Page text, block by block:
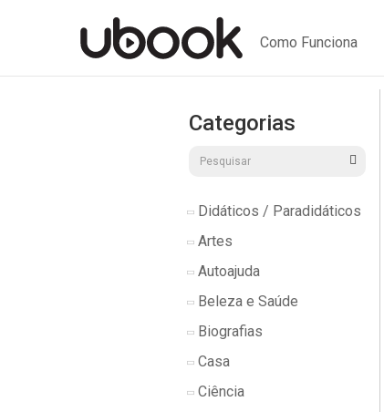
Como Funciona
Categorias
Didáticos / Paradidáticos
Artes
Autoajuda
Beleza e Saúde
Biografias
Casa
Ciência